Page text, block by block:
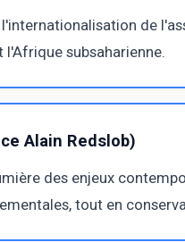
de
subsaharienne.
Alain Redslob)
des enjeux
tout en